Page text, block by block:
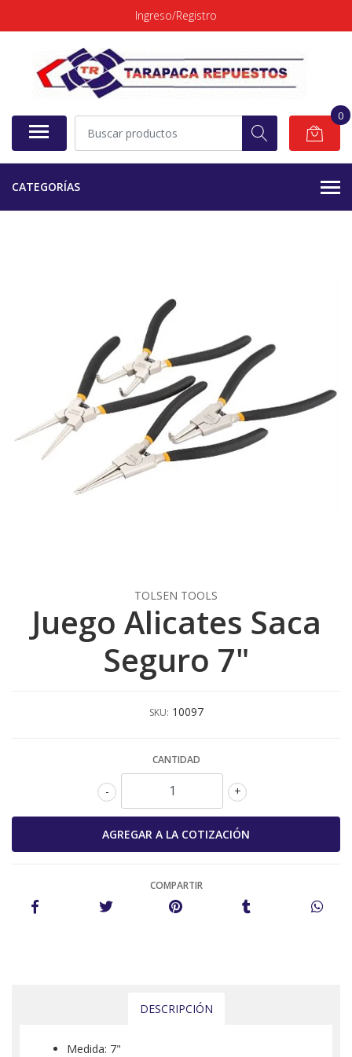
Ingreso/Registro
0
CATEGORÍAS
TOLSEN TOOLS
Juego Alicates Saca
Seguro 7"
SKU: 10097
CANTIDAD
+
-
COMPARTIR
DESCRIPCIÓN
Medida: 7"